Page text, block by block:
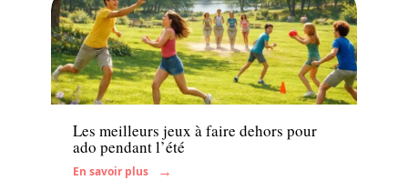
Famille
Les meilleurs jeux à faire dehors pour
ado pendant l’été
En savoir plus